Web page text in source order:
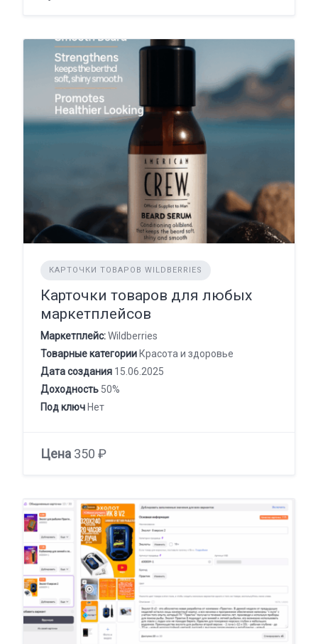
КАРТОЧКИ ТОВАРОВ WILDBERRIES
Карточки товаров для любых
маркетплейсов
Маркетплейс:Wildberries
Товарные категорииКрасота и здоровье
Дата создания 15.06.2025
Доходность 50%
Под ключНет
Цена 350 ₽